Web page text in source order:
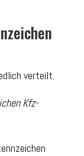
verteilt.
Kfz-